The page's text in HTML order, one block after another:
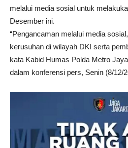
melalui media sosial untuk
Desember ini.
“Pengancaman melalui media
kerusuhan di wilayah DKI serta
kata Kabid Humas Polda Metro
dalam konferensi pers, Senin (8/12/